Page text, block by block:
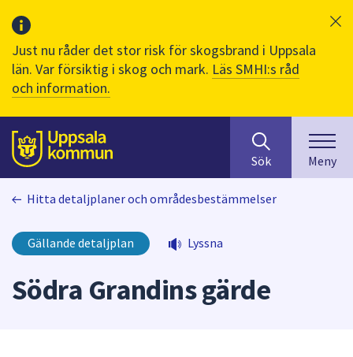
Just nu råder det stor risk för skogsbrand i Uppsala
län. Var försiktig i skog och mark. Läs SMHI:s råd
och information.
Till sidans
huvudinnehåll
efter
innehåll
på
webbplatsen.
skriva
i
Sök Meny
Hitta detaljplaner och områdesbestämmelser
Gällande detaljplan Lyssna
Södra Grandins gärde